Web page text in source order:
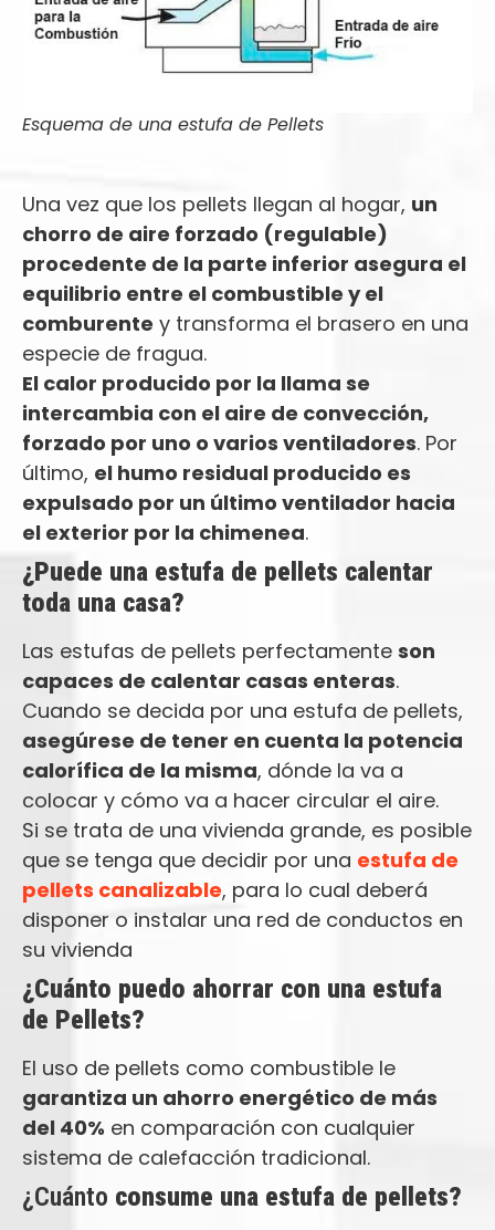
Esquema de una estufa de Pellets
Una vez que los pellets llegan al hogar, un
chorro de aire forzado (regulable)
procedente de la parte inferior asegura el
equilibrio entre el combustible y el
comburente y transforma el brasero en una
especie de fragua.
El calor producido por la llama se
intercambia con el aire de convección,
forzado por uno o varios ventiladores. Por
último, el humo residual producido es
expulsado por un último ventilador hacia
el exterior por la chimenea.
¿Puede una estufa de pellets calentar
toda una casa?
Las estufas de pellets perfectamente son
capaces de calentar casas enteras.
Cuando se decida por una estufa de pellets,
asegúrese de tener en cuenta la potencia
calorífica de la misma, dónde la va a
colocar y cómo va a hacer circular el aire.
Si se trata de una vivienda grande, es posible
que se tenga que decidir por una estufa de
pellets canalizable, para lo cual deberá
disponer o instalar una red de conductos en
su vivienda
¿Cuánto puedo ahorrar con una estufa
de Pellets?
El uso de pellets como combustible le
garantiza un ahorro energético de más
del 40% en comparación con cualquier
sistema de calefacción tradicional.
¿Cuánto consume una estufa de pellets?